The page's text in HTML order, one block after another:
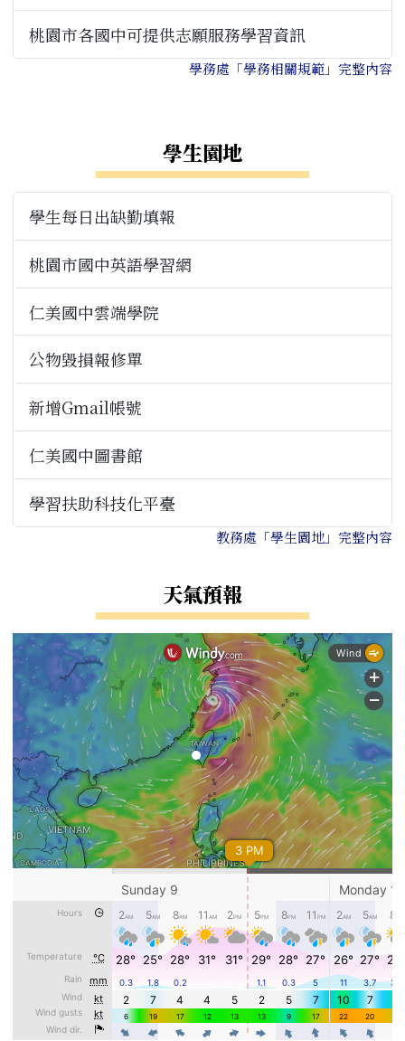
桃園市各國中可提供志願服務學習資訊
學務處「學務相關規範」完整內容
學生園地
學生每日出缺勤填報
桃園市國中英語學習網
仁美國中雲端學院
公物毀損報修單
新增Gmail帳號
仁美國中圖書館
學習扶助科技化平臺
教務處「學生園地」完整內容
天氣預報